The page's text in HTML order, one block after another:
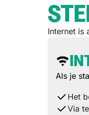
Internet is
Als je
Het
Via